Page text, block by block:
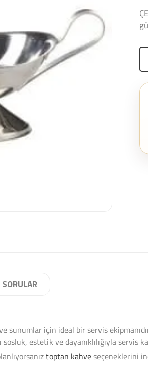
sunumlar için ideal bir servis
estetik ve dayanıklılığıyla servis
toptan kahveseçeneklerini